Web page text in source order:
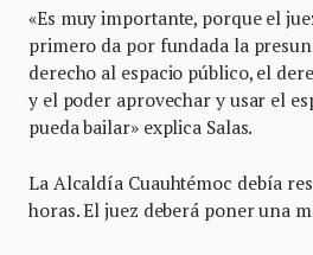
«Es muy importante, porque el
primero da por fundada la
derecho al espacio público, el
y el poder aprovechar y usar el
pueda bailar» explica Salas.
La Alcaldía Cuauhtémoc debía
horas. El juez deberá poner una